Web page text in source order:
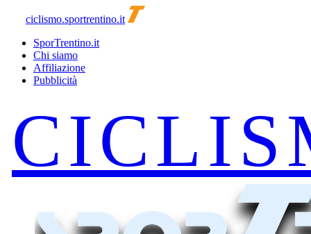
ciclismo.sportrentino.it
SporTrentino.it
Chi siamo
Affiliazione
Pubblicità